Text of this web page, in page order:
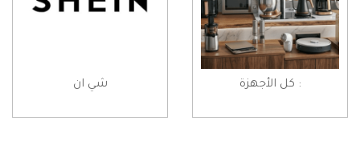
: كل الأجهزة شي ان